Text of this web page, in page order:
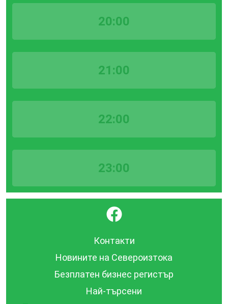
20:00
21:00
22:00
23:00
}
Контакти
Новините на Североизтока
Безплатен бизнес регистър
Най-търсени